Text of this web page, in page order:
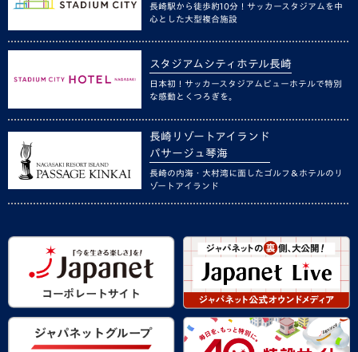
長崎駅から徒歩約10分！サッカースタジアムを中
心とした大型複合施設
スタジアムシティホテル長崎
日本初！サッカースタジアムビューホテルで特別
な感動とくつろぎを。
長崎リゾートアイランド
パサージュ琴海
長崎の内海・大村湾に面したゴルフ＆ホテルのリ
ゾートアイランド